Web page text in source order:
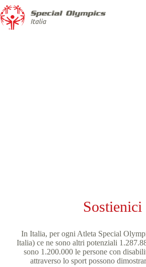
Sostienici
In Italia, per ogni Atleta Special
Italia) ce ne sono altri potenziali
sono 1.200.000 le persone con
attraverso lo sport possono